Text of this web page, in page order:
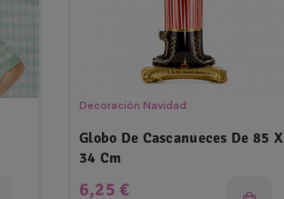
Decoración Navidad
Globo De Cascanueces De 85 X
34 Cm
Precio
6,25 €